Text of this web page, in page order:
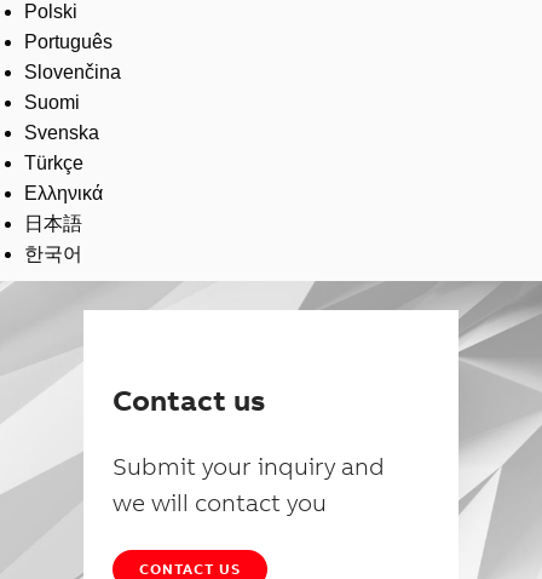
Polski
Português
Slovenčina
Suomi
Svenska
Türkçe
Ελληνικά
日本語
한국어
Contact us
Submit your inquiry and
we will contact you
CONTACT US